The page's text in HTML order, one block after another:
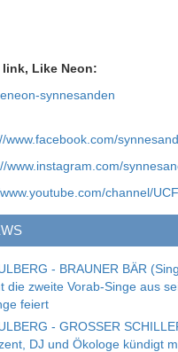
link, Like Neon:
synnesanden
www.facebook.com/
www.instagram.com/
channel/
- BRAUNER BÄR
die zweite Vorab-Singe aus
feiert
- GROSSER
DJ und Ökologe kündigt